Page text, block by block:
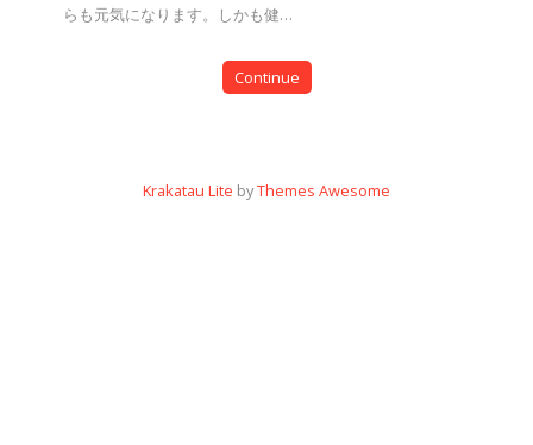
らも元気になります。しかも健…
Continue
Krakatau Lite byThemes Awesome